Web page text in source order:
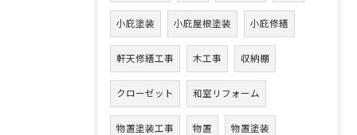
小庇塗装 小庇屋根塗装 小庇修繕
軒天修繕工事 木工事 収納棚
クローゼット 和室リフォーム
物置塗装工事 物置 物置塗装